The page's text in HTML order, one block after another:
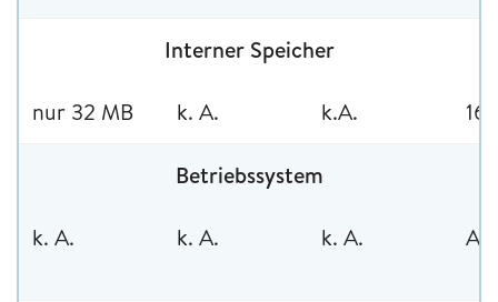
Interner Speicher
nur 32 MB k. A. k.A. 16
Betriebssystem
k. A. k. A. k. A.